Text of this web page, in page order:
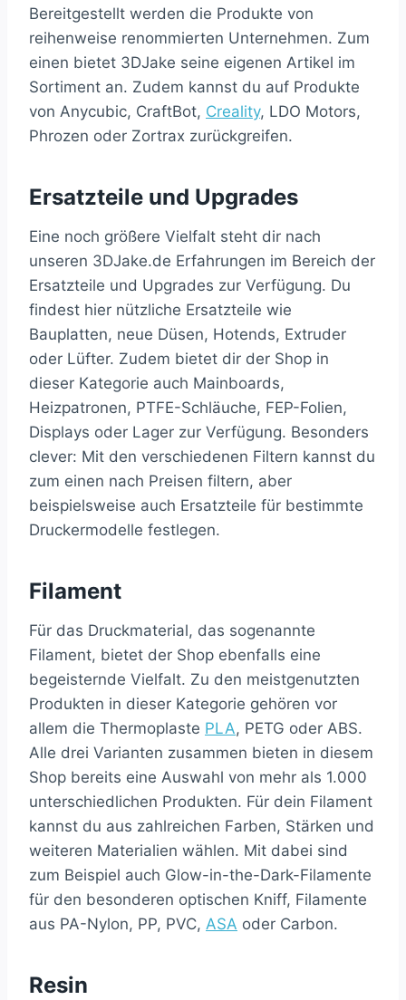
Bereitgestellt werden die Produkte von
reihenweise renommierten Unternehmen. Zum
einen bietet 3DJake seine eigenen Artikel im
Sortiment an. Zudem kannst du auf Produkte
von Anycubic, CraftBot, Creality, LDO Motors,
Phrozen oder Zortrax zurückgreifen.
Ersatzteile und Upgrades
Eine noch größere Vielfalt steht dir nach
unseren 3DJake.de Erfahrungen im Bereich der
Ersatzteile und Upgrades zur Verfügung. Du
findest hier nützliche Ersatzteile wie
Bauplatten, neue Düsen, Hotends, Extruder
oder Lüfter. Zudem bietet dir der Shop in
dieser Kategorie auch Mainboards,
Heizpatronen, PTFE-Schläuche, FEP-Folien,
Displays oder Lager zur Verfügung. Besonders
clever: Mit den verschiedenen Filtern kannst du
zum einen nach Preisen filtern, aber
beispielsweise auch Ersatzteile für bestimmte
Druckermodelle festlegen.
Filament
Für das Druckmaterial, das sogenannte
Filament, bietet der Shop ebenfalls eine
begeisternde Vielfalt. Zu den meistgenutzten
Produkten in dieser Kategorie gehören vor
allem die Thermoplaste PLA, PETG oder ABS.
Alle drei Varianten zusammen bieten in diesem
Shop bereits eine Auswahl von mehr als 1.000
unterschiedlichen Produkten. Für dein Filament
kannst du aus zahlreichen Farben, Stärken und
weiteren Materialien wählen. Mit dabei sind
zum Beispiel auch Glow-in-the-Dark-Filamente
für den besonderen optischen Kniff, Filamente
aus PA-Nylon, PP, PVC, ASA oder Carbon.
Resin